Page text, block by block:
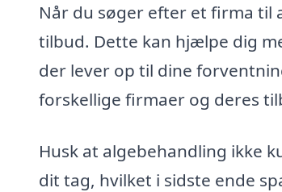
Når du søger efter et firma til
tilbud. Dette kan hjælpe dig
der lever op til dine
forskellige firmaer og deres
Husk at algebehandling ikke
dit tag, hvilket i sidste ende